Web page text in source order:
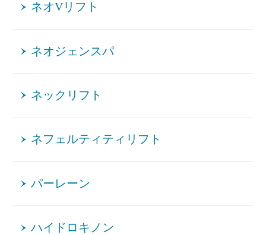
ネオVリフト
ネオジェンスパ
ネックリフト
ネフェルティティリフト
パーレーン
ハイドロキノン